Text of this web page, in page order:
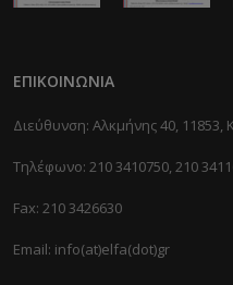
ΕΠΙΚΟΙΝΩΝΊΑ
Διεύθυνση: Αλκμήνης 40,
Τηλέφωνο: 210 3410750, 210
Fax: 210 3426630
Email: info(at)elfa(dot)gr